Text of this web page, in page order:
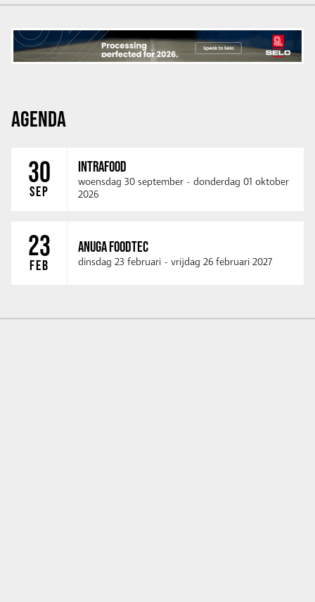
AGENDA
30
SEP
INTRAFOOD
woensdag 30 september - donderdag 01 oktober
2026
23
FEB
ANUGA FOODTEC
dinsdag 23 februari - vrijdag 26 februari 2027